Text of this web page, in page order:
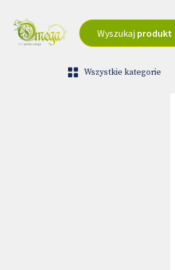
Wyszukaj produkt
Wszystkie kategorie